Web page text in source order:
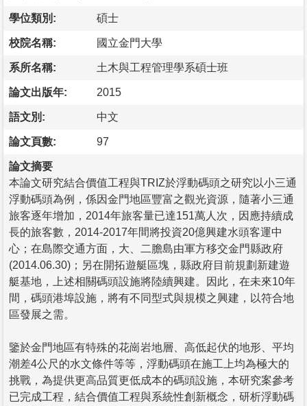
學位類別: 碩士
校院名稱: 國立金門大學
系所名稱: 土木與工程管理學系碩士班
論文出版年: 2015
語文別: 中文
論文頁數: 97
論文摘要
本論文研究結合價值工程與TRIZ於浮動碼頭之研究以小三通
浮動碼頭為例，係因金門地區豐富之觀光資源，隨著小三通
旅客逐年增加，2014年旅客量已達151萬人次，因應持續成
長的旅客數，2014-2017年間將投資20億興建水頭客運中
心；在島際交通方面，大、二膽島由軍方移交金門縣政府
(2014.06.30)；另在開拓遊艇區塊，縣政府目前規劃新建遊
艇基地，上述相關碼頭設施將陸續興建。因此，在未來10年
間，碼頭港埠設施，將有不同型式與規模之興建，以符合地
區發展之需。
鑒於金門地區有特殊的花崗岩地層、高低起伏的地形、平均
潮差4公尺的水文條件等等，浮動碼頭在施工上均為極大的
挑戰，為提供更高品質更低成本的碼頭設施，本研究案參考
已完成工程，結合價值工程與系統性創新概念，研析浮動碼